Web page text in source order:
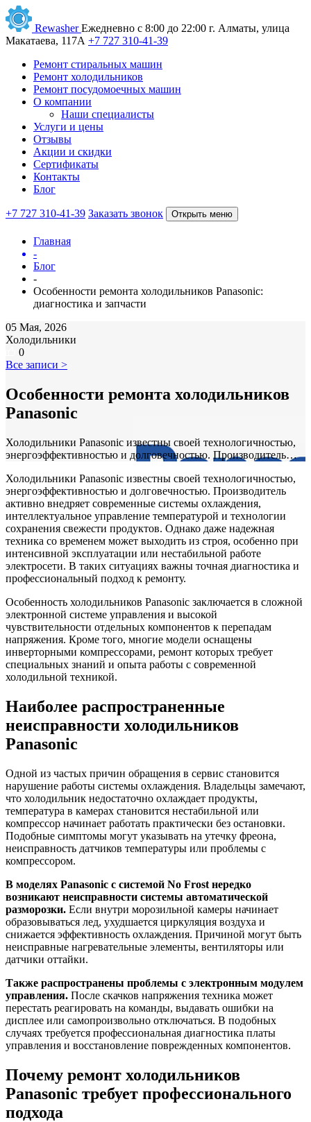
Rewasher Ежедневно с 8:00 до 22:00 г. Алматы, улица
Макатаева, 117А +7 727 310-41-39
Ремонт стиральных машин
Ремонт холодильников
Ремонт посудомоечных машин
О компании
Наши специалисты
Услуги и цены
Отзывы
Акции и скидки
Сертификаты
Контакты
Блог
+7 727 310-41-39 Заказать звонок Открыть меню
Главная
-
Блог
-
Особенности ремонта холодильников Panasonic:
диагностика и запчасти
05 Мая, 2026
Холодильники
0
Все записи >
Особенности ремонта холодильников
Panasonic
Холодильники Panasonic известны своей технологичностью,
энергоэффективностью и долговечностью. Производитель…
Холодильники Panasonic известны своей технологичностью,
энергоэффективностью и долговечностью. Производитель
активно внедряет современные системы охлаждения,
интеллектуальное управление температурой и технологии
сохранения свежести продуктов. Однако даже надежная
техника со временем может выходить из строя, особенно при
интенсивной эксплуатации или нестабильной работе
электросети. В таких ситуациях важны точная диагностика и
профессиональный подход к ремонту.
Особенность холодильников Panasonic заключается в сложной
электронной системе управления и высокой
чувствительности отдельных компонентов к перепадам
напряжения. Кроме того, многие модели оснащены
инверторными компрессорами, ремонт которых требует
специальных знаний и опыта работы с современной
холодильной техникой.
Наиболее распространенные
неисправности холодильников
Panasonic
Одной из частых причин обращения в сервис становится
нарушение работы системы охлаждения. Владельцы замечают,
что холодильник недостаточно охлаждает продукты,
температура в камерах становится нестабильной или
компрессор начинает работать практически без остановки.
Подобные симптомы могут указывать на утечку фреона,
неисправность датчиков температуры или проблемы с
компрессором.
В моделях Panasonic с системой No Frost нередко
возникают неисправности системы автоматической
разморозки. Если внутри морозильной камеры начинает
образовываться лед, ухудшается циркуляция воздуха и
снижается эффективность охлаждения. Причиной могут быть
неисправные нагревательные элементы, вентиляторы или
датчики оттайки.
Также распространены проблемы с электронным модулем
управления. После скачков напряжения техника может
перестать реагировать на команды, выдавать ошибки на
дисплее или самопроизвольно отключаться. В подобных
случаях требуется профессиональная диагностика платы
управления и восстановление поврежденных компонентов.
Почему ремонт холодильников
Panasonic требует профессионального
подхода